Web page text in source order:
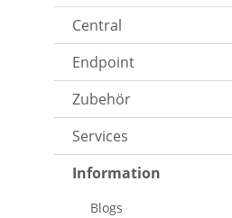
Central
Endpoint
Zubehör
Services
Information
Blogs